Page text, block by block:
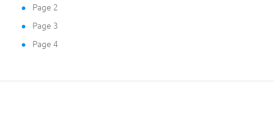
Page 2
Page 3
Page 4